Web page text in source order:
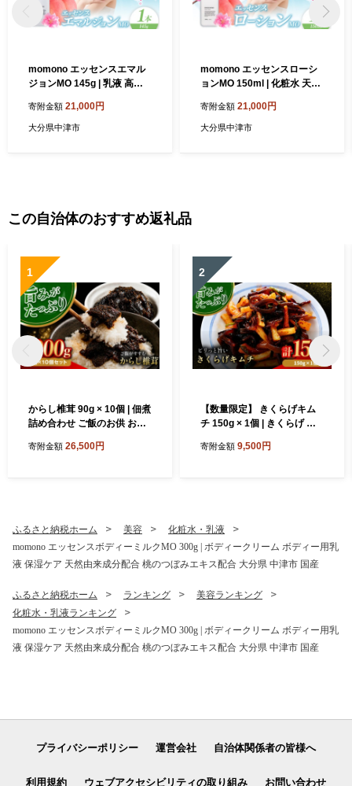
momono エッセンスエマル
ジョンMO 145g | 乳液 高保
ぼみエキス配合 大分県 中津
市 国産
寄附金額 21,000円
大分県中津市
momono エッセンスローシ
ョンMO 150ml | 化粧水 天然
みエキス配合 大分県 中津市
国産
寄附金額 21,000円
大分県中津市
この自治体のおすすめ返礼品
1
からし椎茸 90g × 10個 | 佃煮
詰め合わせ ご飯のお供 おか
茸 シイタケ 辛子 からし カラ
寄附金額 26,500円
2
【数量限定】 きくらげキム
チ 150g × 1個 | きくらげ キ
のお供 惣菜 旨辛 ピリ辛 おか
寄附金額 9,500円
ふるさと納税ホーム 美容
化粧水・乳液
momono エッセンスボディーミルクMO 300g | ボディークリーム ボディー用乳
液 保湿ケア 天然由来成分配合 桃のつぼみエキス配合 大分県 中津市 国産
ふるさと納税ホーム ランキング
美容ランキング
化粧水・乳液ランキング
momono エッセンスボディーミルクMO 300g | ボディークリーム ボディー用乳
液 保湿ケア 天然由来成分配合 桃のつぼみエキス配合 大分県 中津市 国産
プライバシーポリシー 運営会社 自治体関係者の皆様へ
利用規約 ウェブアクセシビリティの取り組み お問い合わせ